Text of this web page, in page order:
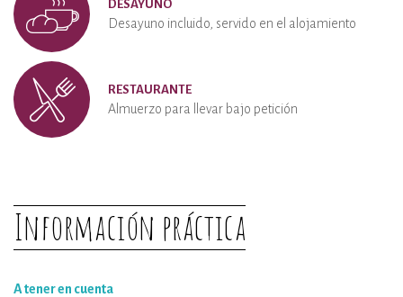
DESAYUNO
Desayuno incluido, servido en el alojamiento
RESTAURANTE
Almuerzo para llevar bajo petición
Información práctica
A tener en cuenta